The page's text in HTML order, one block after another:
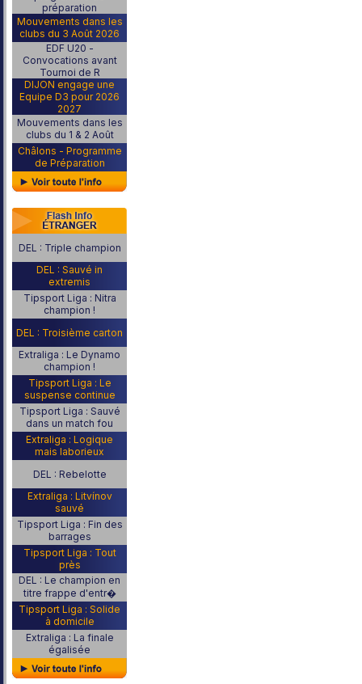
préparation
Mouvements dans les
clubs du 3 Août 2026
EDF U20 -
Convocations avant
Tournoi de R
DIJON engage une
Equipe D3 pour 2026
2027
Mouvements dans les
clubs du 1 & 2 Août
Châlons - Programme
de Préparation
DEL : Triple champion
DEL : Sauvé in
extremis
Tipsport Liga : Nitra
champion !
DEL : Troisième carton
Extraliga : Le Dynamo
champion !
Tipsport Liga : Le
suspense continue
Tipsport Liga : Sauvé
dans un match fou
Extraliga : Logique
mais laborieux
DEL : Rebelotte
Extraliga : Litvínov
sauvé
Tipsport Liga : Fin des
barrages
Tipsport Liga : Tout
près
DEL : Le champion en
titre frappe d'entr�
Tipsport Liga : Solide
à domicile
Extraliga : La finale
égalisée